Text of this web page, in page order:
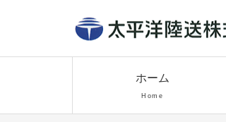
ン
太平洋陸
式会社
ホーム
Home